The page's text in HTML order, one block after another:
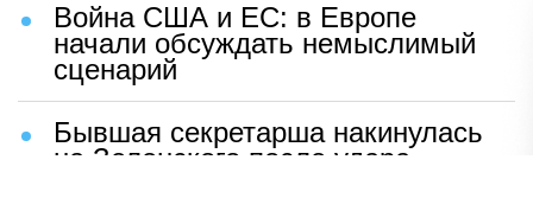
Война США и ЕС: в Европе
начали обсуждать немыслимый
сценарий
Бывшая секретарша накинулась
на Зеленского после удара